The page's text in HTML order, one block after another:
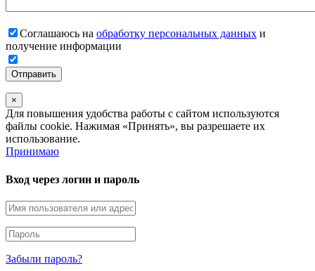
Соглашаюсь на обработку персональных данных и
получение информации
×
Для повышения удобства работы с сайтом используются
файлы cookie. Нажимая «Принять», вы разрешаете их
использование.
Принимаю
Вход через логин и пароль
Забыли пароль?